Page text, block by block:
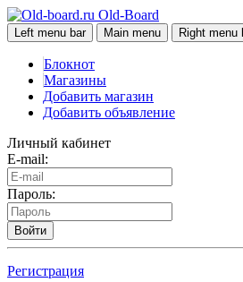
Old-Board
Left menu bar Main menu Right menu
Блокнот
Магазины
Добавить магазин
Добавить объявление
Личный кабинет
E-mail:
Пароль:
Войти
Регистрация